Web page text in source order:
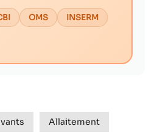
OMS
INSERM
Allaitement